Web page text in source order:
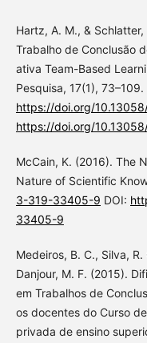
Hartz, A. M., &
Trabalho de Conclusão
ativa Team-Based
Pesquisa, 17(1), 73–109.
https://doi.org/
https://doi.org/
McCain, K. (2016). The
Nature of Scientific
3-319-33405-9 DOI:
33405-9
Medeiros, B. C., Silva,
Danjour, M. F. (2015).
em Trabalhos de
os docentes do Curso
privada de ensino